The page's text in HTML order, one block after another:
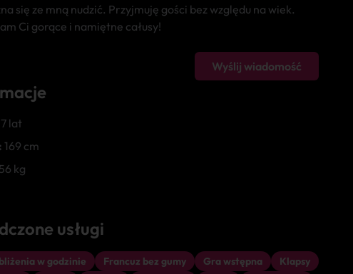
się ze mną nudzić. Przyjmuję gości bez względu na wiek.
Ci gorące i namiętne całusy!
Wyślij wiadomość
lat
169 cm
56 kg
usługi
w godzinie Francuz bez gumy Gra wstępna
Klapsy